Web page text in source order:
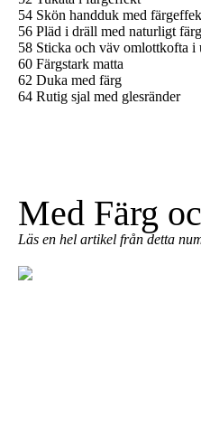
54 Skön handduk med
56 Pläd i dräll med naturligt
58 Sticka och väv omlottkofta i
60 Färgstark matta
62 Duka med färg
64 Rutig sjal med glesränder
Med Färg
Läs en hel artikel från detta